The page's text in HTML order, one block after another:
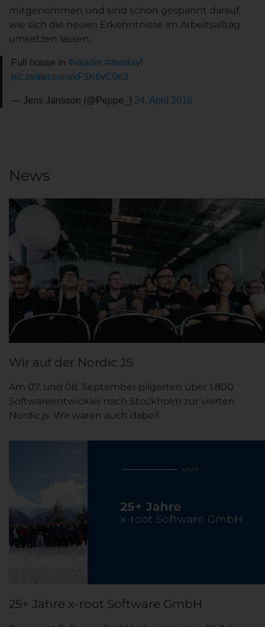
mitgenommen und sind schon gespannt darauf,
wie sich die neuen Erkenntnisse im Arbeitsalltag
umsetzen lassen.
Full house in #vaadin #devday!
pic.twitter.com/xF5K6vC0e3
— Jens Jansson (@Peppe_) 24. April 2018
News
Wir auf der Nordic JS
Am 07. und 08. September pilgerten über 1.800
Softwareentwickler nach Stockholm zur vierten
Nordic.js. Wir waren auch dabei!
25+ Jahre x-root Software GmbH